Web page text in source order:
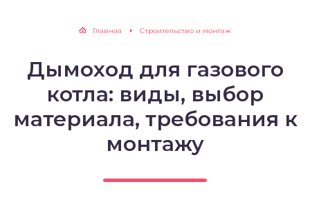
Главная Строительство и монтаж
Дымоход для газового
котла: виды, выбор
материала, требования к
монтажу